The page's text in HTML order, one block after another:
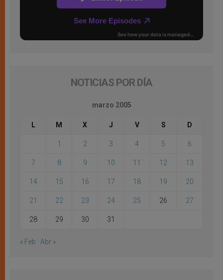
NOTICIAS POR DÍA
marzo 2005
L M X J V S D
1 2 3 4 5 6
7 8 9 10 11 12 13
14 15 16 17 18 19 20
21 22 23 24 25 26 27
28 29 30 31
« Feb Abr »